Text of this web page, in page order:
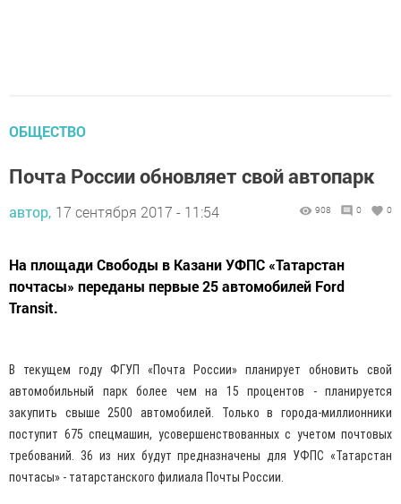
ОБЩЕСТВО
Почта России обновляет свой автопарк
автор, 17 сентября 2017 - 11:54 908 0 0
На площади Свободы в Казани УФПС «Татарстан
почтасы» переданы первые 25 автомобилей Ford
Transit.
В текущем году ФГУП «Почта России» планирует обновить свой
автомобильный парк более чем на 15 процентов - планируется
закупить свыше 2500 автомобилей. Только в города-миллионники
поступит 675 спецмашин, усовершенствованных с учетом почтовых
требований. 36 из них будут предназначены для УФПС «Татарстан
почтасы» - татарстанского филиала Почты России.